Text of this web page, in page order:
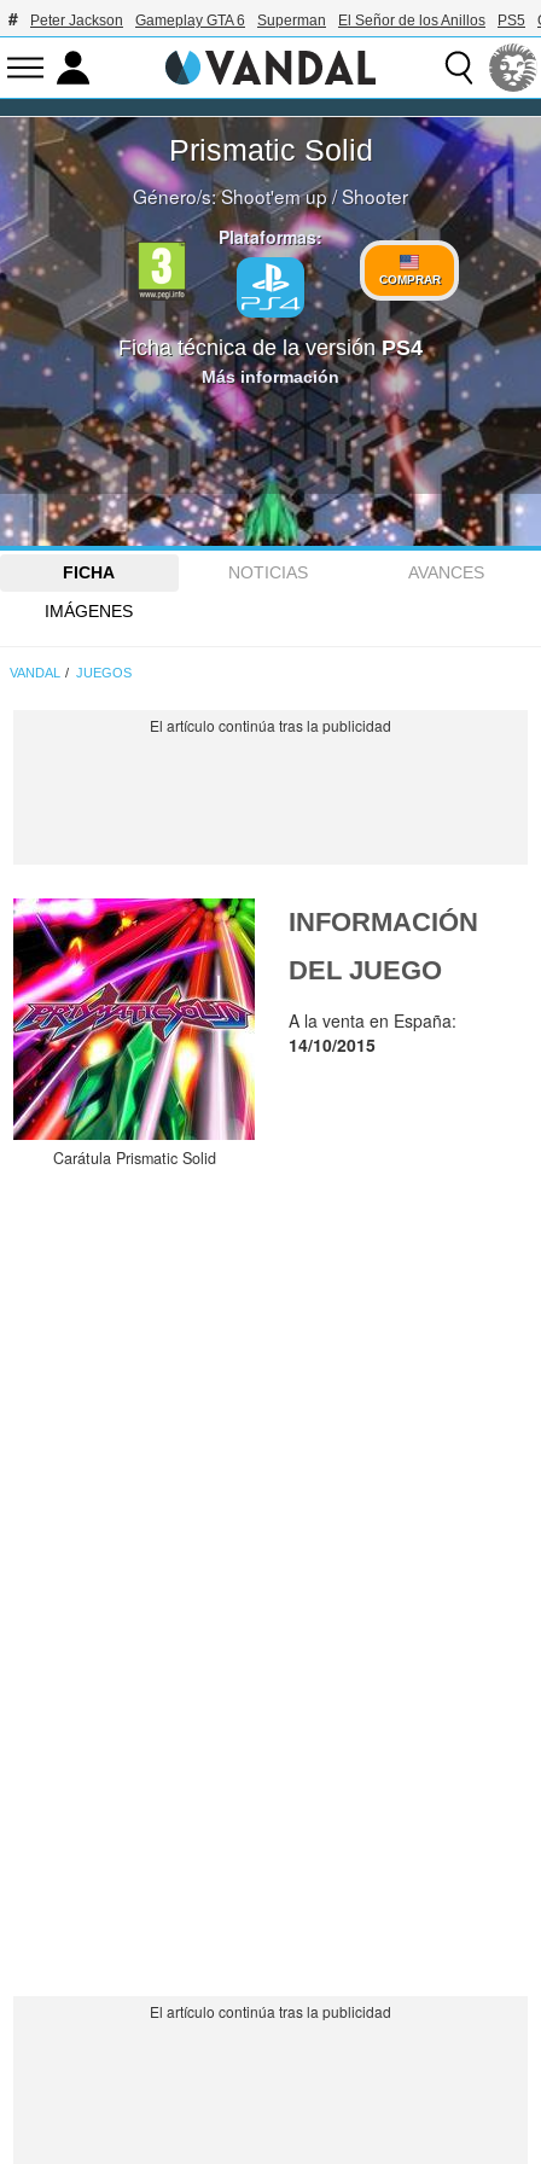
Peter Jackson Gameplay GTA 6 Superman El Señor de los Anillos PS5
Prismatic Solid
Género/s:Shoot'em up/Shooter
Plataformas:
COMPRAR
Ficha técnica de la versiónPS4
Más información
FICHA NOTICIAS
AVANCES
IMÁGENES
VANDAL JUEGOS
Carátula Prismatic Solid
INFORMACIÓN
DEL JUEGO
A la venta en España:
14/10/2015